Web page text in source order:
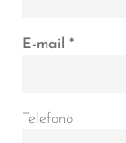
E-mail
Telefono